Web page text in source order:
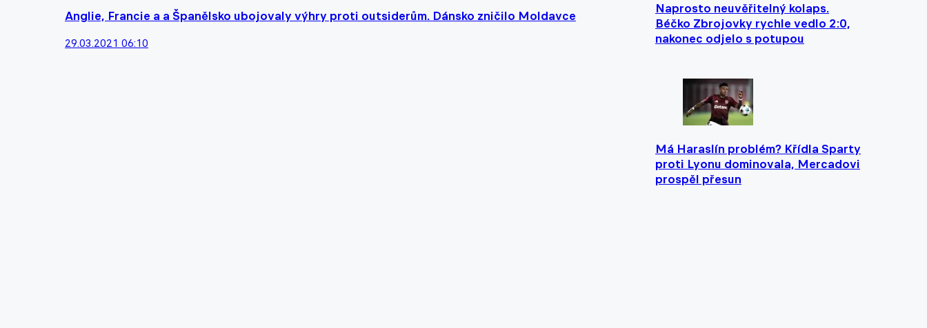
Anglie, Francie a a Španělsko ubojovaly výhry proti outsiderům. Dánsko zničilo Moldavce
29.03.2021 06:10
Naprosto neuvěřitelný kolaps.
Béčko Zbrojovky rychle vedlo 2:0,
nakonec odjelo s potupou
Má Haraslín problém? Křídla Sparty
proti Lyonu dominovala, Mercadovi
prospěl přesun